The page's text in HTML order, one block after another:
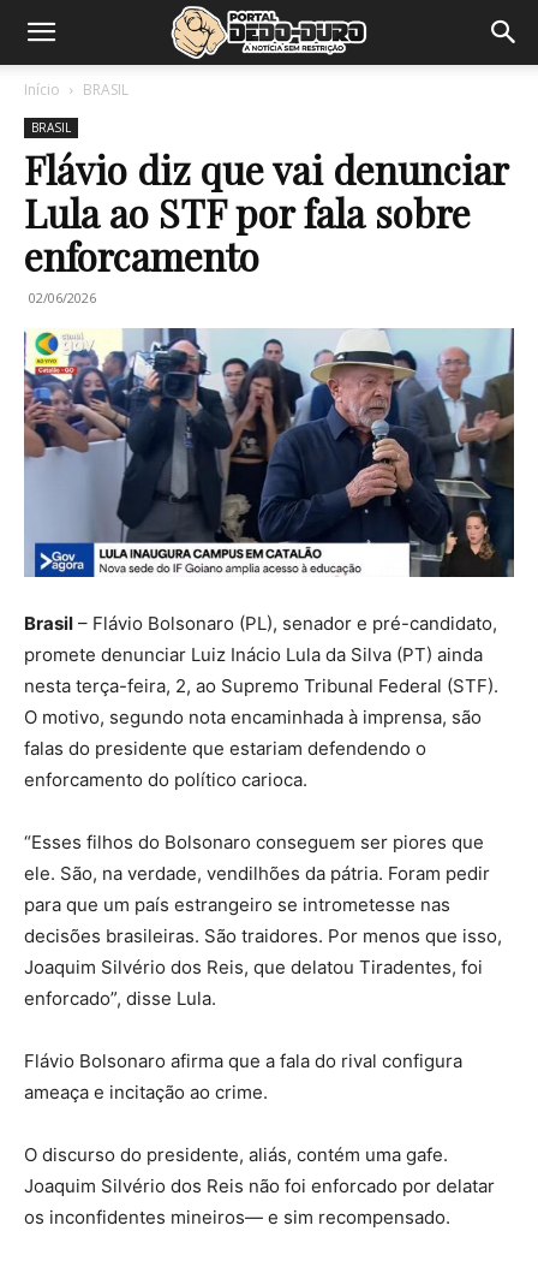
Início BRASIL
BRASIL
Flávio diz que vai denunciar
Lula ao STF por fala sobre
enforcamento
02/06/2026
Brasil – Flávio Bolsonaro (PL), senador e pré-candidato,
promete denunciar Luiz Inácio Lula da Silva (PT) ainda
nesta terça-feira, 2, ao Supremo Tribunal Federal (STF).
O motivo, segundo nota encaminhada à imprensa, são
falas do presidente que estariam defendendo o
enforcamento do político carioca.
“Esses filhos do Bolsonaro conseguem ser piores que
ele. São, na verdade, vendilhões da pátria. Foram pedir
para que um país estrangeiro se intrometesse nas
decisões brasileiras. São traidores. Por menos que isso,
Joaquim Silvério dos Reis, que delatou Tiradentes, foi
enforcado”, disse Lula.
Flávio Bolsonaro afirma que a fala do rival configura
ameaça e incitação ao crime.
O discurso do presidente, aliás, contém uma gafe.
Joaquim Silvério dos Reis não foi enforcado por delatar
os inconfidentes mineiros— e sim recompensado.